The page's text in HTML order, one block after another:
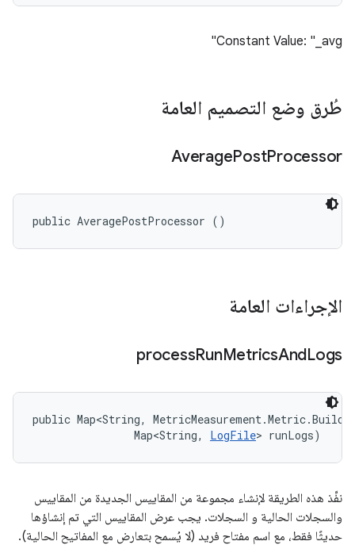
Constant Value: "_avg"
طُرق وضع التصميم العامة
AveragePostProcessor
public AveragePostProcessor ()
الإجراءات العامة
processRunMetricsAndLogs
public Map<String,
                Map<String,
LogFile> runLogs)
نفِّذ هذه الطريقة لإنشاء مجموعة من المقاييس الجديدة من المقاييس
والسجلات الحالية و السجلات. يجب عرض المقاييس التي تم إنشاؤها
حديثًا فقط، مع اسم مفتاح فريد (لا يُسمح بتعارض مع المفاتيح الحالية).